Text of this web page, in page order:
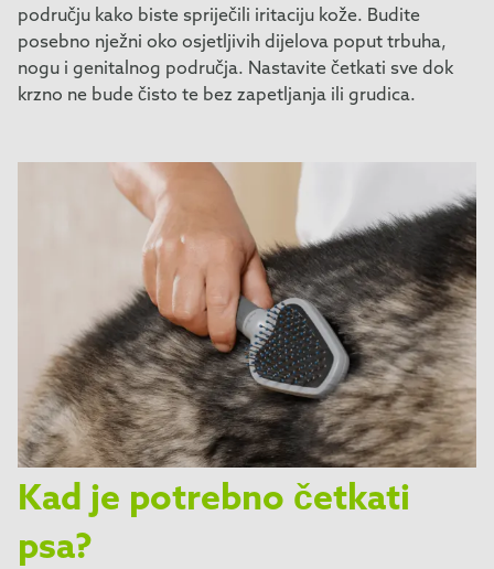
području kako biste spriječili iritaciju kože. Budite
posebno nježni oko osjetljivih dijelova poput trbuha,
nogu i genitalnog područja. Nastavite četkati sve dok
krzno ne bude čisto te bez zapetljanja ili grudica.
Kad je potrebno četkati
psa?